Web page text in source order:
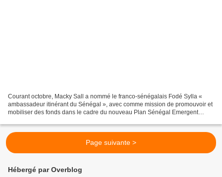
Courant octobre, Macky Sall a nommé le franco-sénégalais Fodé Sylla «
ambassadeur itinérant du Sénégal », avec comme mission de promouvoir et
mobiliser des fonds dans le cadre du nouveau Plan Sénégal Emergent
Page suivante >
Hébergé par Overblog